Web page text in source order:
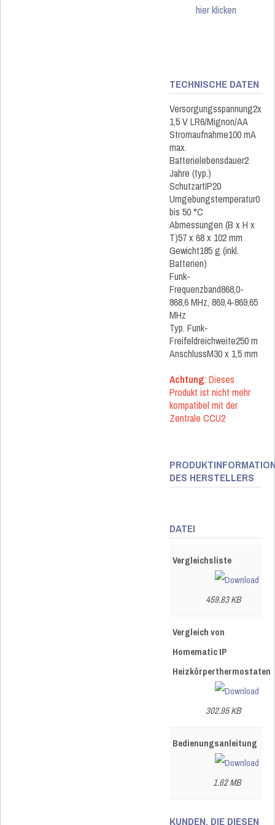
hier klicken
TECHNISCHE DATEN
Versorgungsspannung2x
1,5 V LR6/Mignon/AA
Stromaufnahme100 mA
max.
Batterielebensdauer2
Jahre (typ.)
SchutzartIP20
Umgebungstemperatur0
bis 50 °C
Abmessungen (B x H x
T)57 x 68 x 102 mm
Gewicht185 g (inkl.
Batterien)
Funk-
Frequenzband868,0-
868,6 MHz, 869,4-869,65
MHz
Typ. Funk-
Freifeldreichweite250 m
AnschlussM30 x 1,5 mm
Achtung: Dieses
Produkt ist nicht mehr
kompatibel mit der
Zentrale CCU2
DES HERSTELLERS
DATEI
Vergleichsliste
459.83 KB
Vergleich von
Homematic IP
Heizkörperthermostaten
302.95 KB
Bedienungsanleitung
1.62 MB
KUNDEN, DIE DIESEN